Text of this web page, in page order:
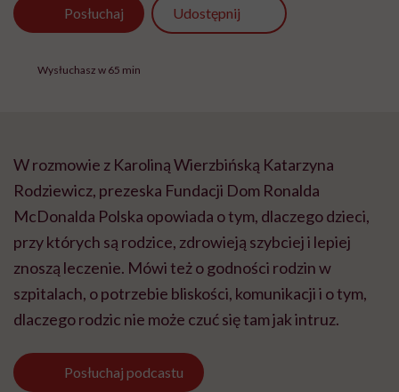
Posłuchaj Udostępnij
Wysłuchasz w 65 min
W rozmowie z Karoliną Wierzbińską Katarzyna
Rodziewicz, prezeska Fundacji Dom Ronalda
McDonalda Polska opowiada o tym, dlaczego dzieci,
przy których są rodzice, zdrowieją szybciej i lepiej
znoszą leczenie. Mówi też o godności rodzin w
szpitalach, o potrzebie bliskości, komunikacji i o tym,
dlaczego rodzic nie może czuć się tam jak intruz.
Posłuchaj podcastu